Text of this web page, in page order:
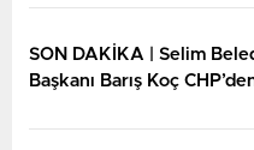
SON DAKİKA | Selim
Başkanı Barış Koç